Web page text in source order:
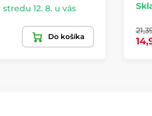
stredu 12. 8. u vás
Do košíka